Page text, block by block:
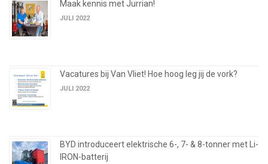
Maak kennis met Jurrian!
JULI 2022
Vacatures bij Van Vliet! Hoe hoog leg jij de vork?
JULI 2022
BYD introduceert elektrische 6-, 7- & 8-tonner met Li-
IRON-batterij